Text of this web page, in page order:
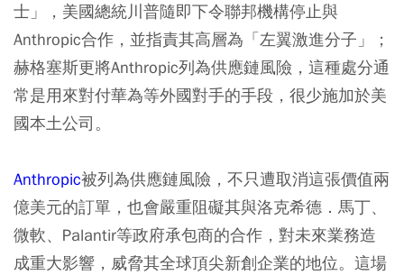
士」，美國總統川普隨即下令聯邦機構停止與
Anthropic合作，並指責其高層為「左翼激進分子」；
赫格塞斯更將Anthropic列為供應鏈風險，這種處分通
常是用來對付華為等外國對手的手段，很少施加於美
國本土公司。
Anthropic被列為供應鏈風險，不只遭取消這張價值兩
億美元的訂單，也會嚴重阻礙其與洛克希德．馬丁、
微軟、Palantir等政府承包商的合作，對未來業務造
成重大影響，威脅其全球頂尖新創企業的地位。這場